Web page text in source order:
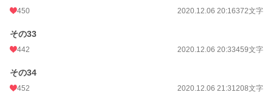
450 2020.12.06 20:16372文字
その33
442 2020.12.06 20:33459文字
その34
452 2020.12.06 21:31208文字